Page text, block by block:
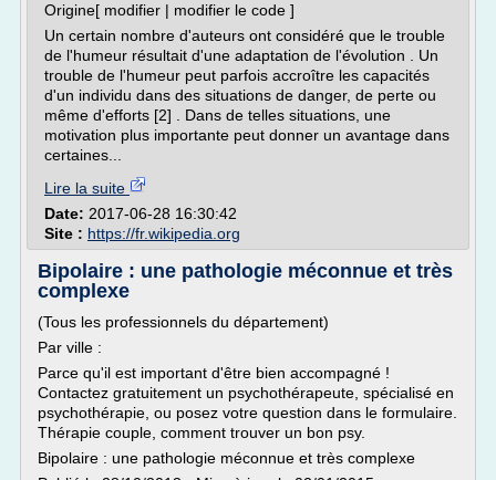
Origine[ modifier | modifier le code ]
Un certain nombre d'auteurs ont considéré que le trouble
de l'humeur résultait d'une adaptation de l'évolution . Un
trouble de l'humeur peut parfois accroître les capacités
d'un individu dans des situations de danger, de perte ou
même d'efforts [2] . Dans de telles situations, une
motivation plus importante peut donner un avantage dans
certaines...
Lire la suite
Date: 2017-06-28 16:30:42
Site : https://fr.wikipedia.org
Bipolaire : une pathologie méconnue et très
complexe
(Tous les professionnels du département)
Par ville :
Parce qu'il est important d'être bien accompagné !
Contactez gratuitement un psychothérapeute, spécialisé en
psychothérapie, ou posez votre question dans le formulaire.
Thérapie couple, comment trouver un bon psy.
Bipolaire : une pathologie méconnue et très complexe